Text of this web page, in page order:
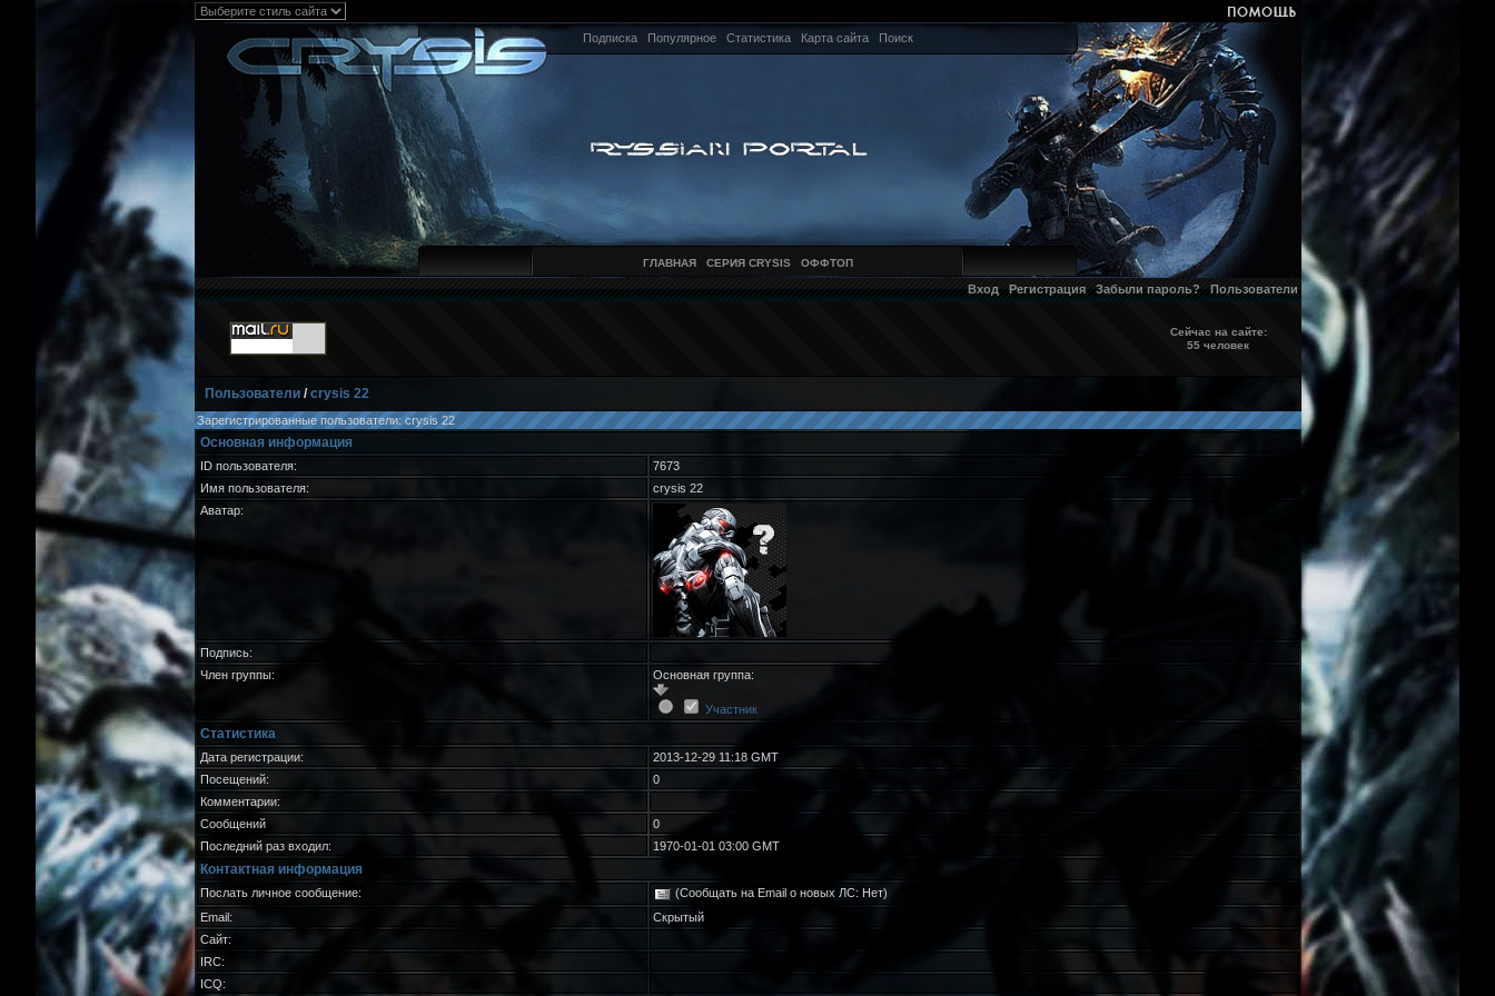
Подписка Популярное Статистика Карта сайта Поиск
ГЛАВНАЯ СЕРИЯ CRYSIS ОФФТОП
Вход Регистрация Забыли пароль? Пользователи
Сейчас на сайте:
55 человек
Пользователи/crysis 22
Зарегистрированные пользователи: crysis 22
Основная информация
ID пользователя:
7673
Имя пользователя:
crysis 22
Аватар:
Подпись:
Член группы:
Основная группа:
Участник
Статистика
Дата регистрации:
2013-12-29 11:18 GMT
Посещений:
0
Комментарии:
Сообщений
0
Последний раз входил:
1970-01-01 03:00 GMT
Контактная информация
Послать личное сообщение:
(Сообщать на Email о новых ЛС: Нет)
Email:
Скрытый
Сайт:
IRC:
ICQ: